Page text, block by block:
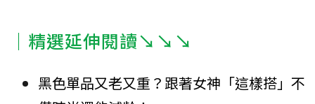
｜精選延伸閱讀↘↘↘
黑色單品又老又重？跟著女神「這樣搭」不